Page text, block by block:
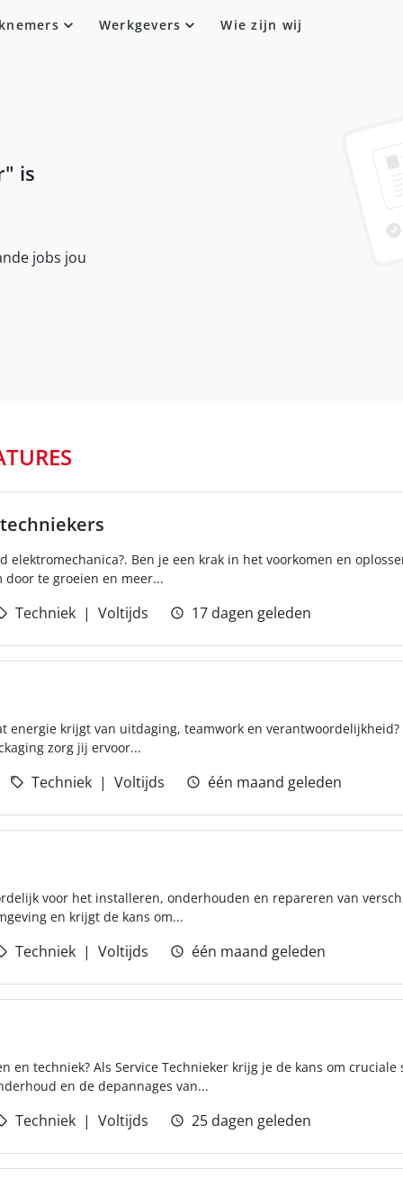
Werkgevers Wie zijn wij
" is
jobs jou
elektromechanica?. Ben je een krak in het voorkomen en
door te groeien en meer...
Techniek Voltijds 17 dagen geleden
energie krijgt van uitdaging, teamwork en
zorg jij ervoor...
Techniek Voltijds één maand geleden
voor het installeren, onderhouden en repareren van
en krijgt de kans om...
Techniek Voltijds één maand geleden
en techniek? Als Service Technieker krijg je de kans om
en de depannages van...
Techniek Voltijds 25 dagen geleden